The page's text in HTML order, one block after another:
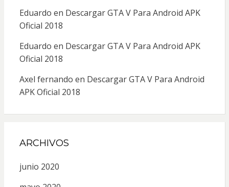
Eduardo en Descargar GTA V Para Android APK
Oficial 2018
Eduardo en Descargar GTA V Para Android APK
Oficial 2018
Axel fernando en Descargar GTA V Para Android
APK Oficial 2018
ARCHIVOS
junio 2020